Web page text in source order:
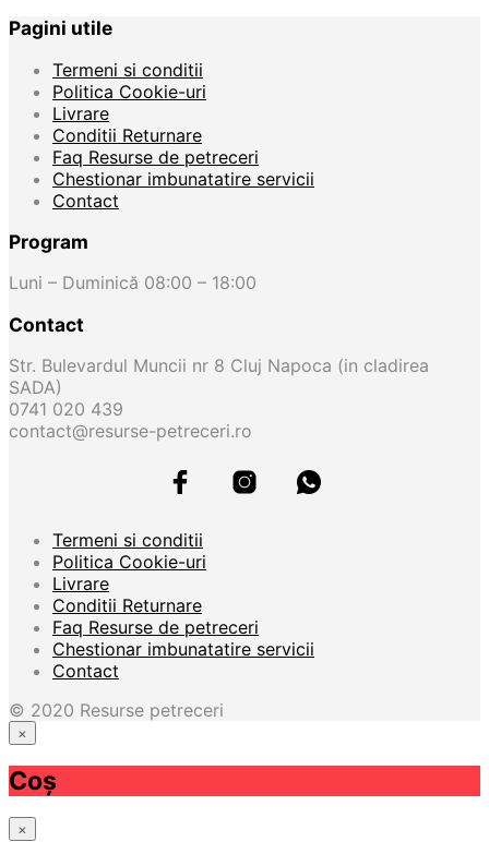
Pagini utile
Termeni si conditii
Politica Cookie-uri
Livrare
Conditii Returnare
Faq Resurse de petreceri
Chestionar imbunatatire servicii
Contact
Program
Luni – Duminică 08:00 – 18:00
Contact
Str. Bulevardul Muncii nr 8 Cluj Napoca (in cladirea
SADA)
0741 020 439
contact@resurse-petreceri.ro
Termeni si conditii
Politica Cookie-uri
Livrare
Conditii Returnare
Faq Resurse de petreceri
Chestionar imbunatatire servicii
Contact
© 2020 Resurse petreceri
×
Acasă
Magazin
Coș
×